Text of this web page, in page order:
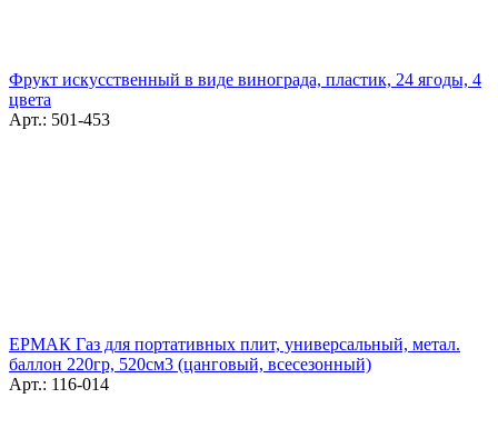
Фрукт искусственный в виде винограда, пластик, 24 ягоды, 4
цвета
Арт.: 501-453
ЕРМАК Газ для портативных плит, универсальный, метал.
баллон 220гр, 520см3 (цанговый, всесезонный)
Арт.: 116-014